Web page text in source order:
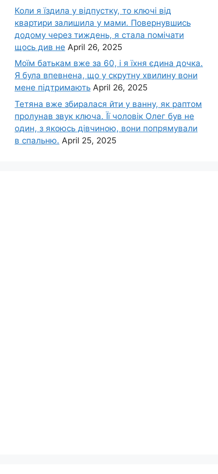
Коли я їздила у відпустку, то ключі від
квартири залишила у мами. Повернувшись
додому через тиждень, я стала помічати
щось див не April 26, 2025
Моїм батькам вже за 60, і я їхня єдина дочка.
Я була впевнена, що у скрутну хвилину вони
мене підтримають April 26, 2025
Тетяна вже збиралася йти у ванну, як раптом
пролунав звук ключа. Її чоловік Олег був не
один, з якоюсь дівчиною, вони попрямували
в спальню. April 25, 2025